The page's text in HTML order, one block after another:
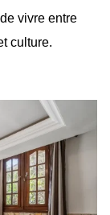
vivre entre
culture.